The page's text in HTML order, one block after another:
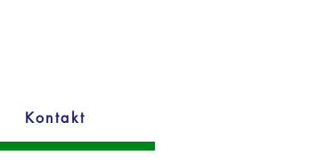
Kontakt